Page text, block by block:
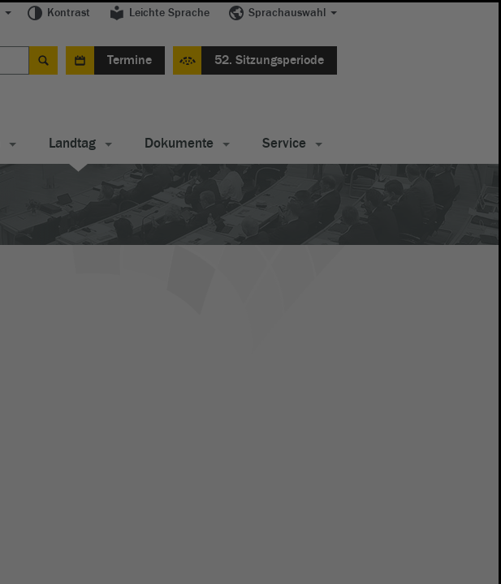
Kontrast Leichte Sprache Sprachauswahl
Termine 52. Sitzungsperiode
Landtag Dokumente Service